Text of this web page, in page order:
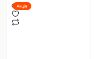
Акція